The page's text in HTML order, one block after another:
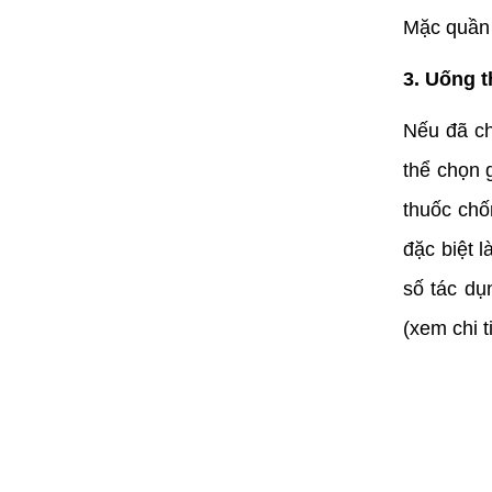
Mặc
3. Uống
Nếu đã
thể chọn
thuốc
đặc biệt
số tác
(xem chi